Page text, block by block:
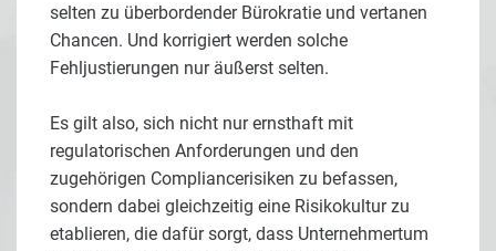
selten zu überbordender Bürokratie und vertanen
Chancen. Und korrigiert werden solche
Fehljustierungen nur äußerst selten.
Es gilt also, sich nicht nur ernsthaft mit
regulatorischen Anforderungen und den
zugehörigen Compliancerisiken zu befassen,
sondern dabei gleichzeitig eine Risikokultur zu
etablieren, die dafür sorgt, dass Unternehmertum